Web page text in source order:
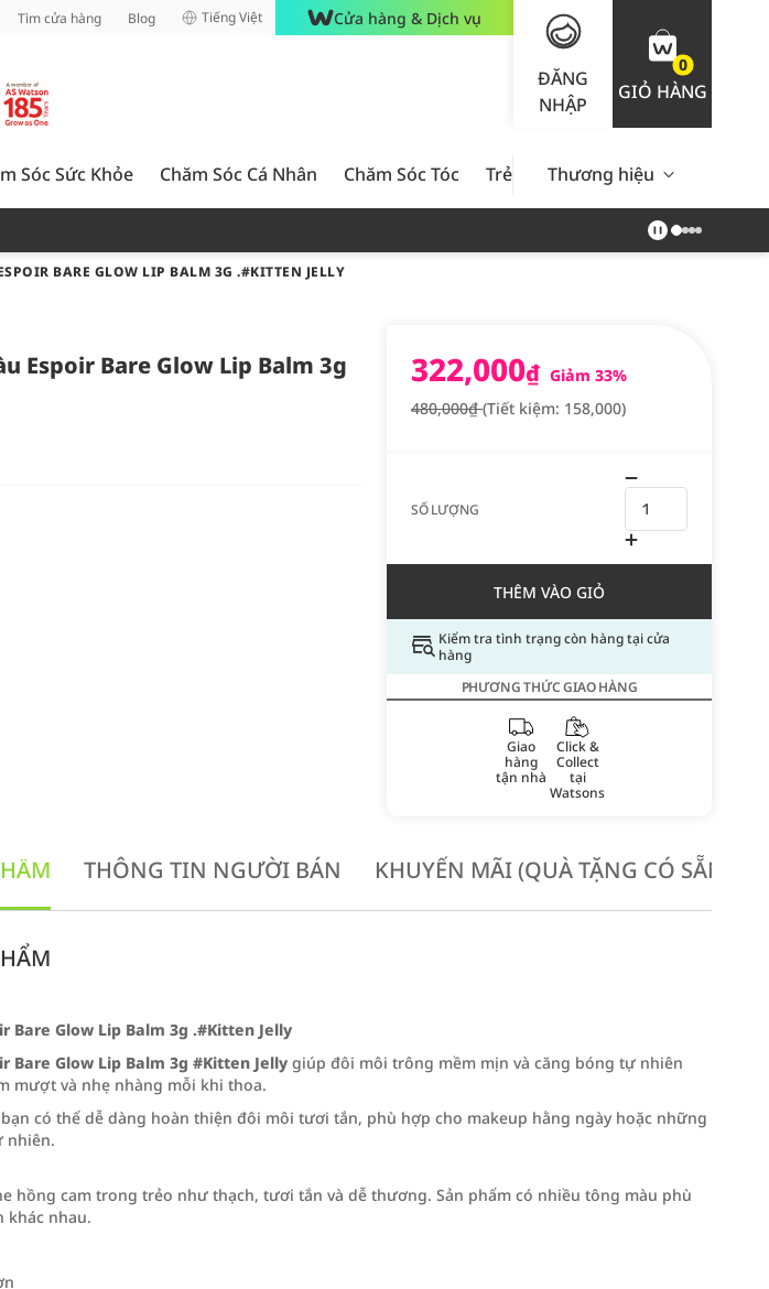
Tìm cửa hàng Blog Tiếng Việt Cửa hàng & Dịch vụ
ĐĂNG
NHẬP
0
GIỎ HÀNG
Sóc Sức Khỏe Chăm Sóc Cá Nhân Chăm Sóc Tóc Trẻ Em Nam Giới Chăm Sóc
Thương hiệu
BARE GLOW LIP BALM 3G .#KITTEN JELLY
Espoir Bare Glow Lip Balm 3g
322,000₫ Giảm 33%
480,000₫(Tiết kiệm: 158,000)
SỐ LƯỢNG
THÊM VÀO GIỎ
Kiểm tra tình trạng còn hàng tại cửa
hàng
PHƯƠNG THỨC GIAO HÀNG
Giao
hàng
tận nhà
Click &
Collect
tại
Watsons
THÔNG TIN NGƯỜI BÁN KHUYẾN MÃI (QUÀ TẶNG CÓ SẴN
Bare Glow Lip Balm 3g .#Kitten Jelly
Bare Glow Lip Balm 3g #Kitten Jelly giúp đôi môi trông mềm mịn và căng bóng tự nhiên
mượt và nhẹ nhàng mỗi khi thoa.
có thể dễ dàng hoàn thiện đôi môi tươi tắn, phù hợp cho makeup hằng ngày hoặc những
nhiên.
hồng cam trong trẻo như thạch, tươi tắn và dễ thương. Sản phẩm có nhiều tông màu phù
khác nhau.